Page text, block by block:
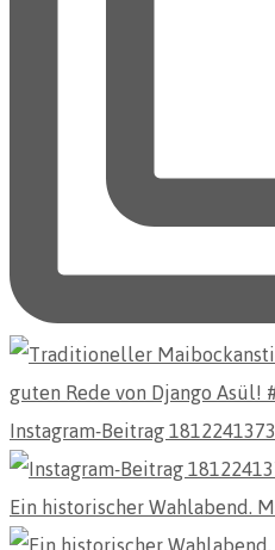
Instagram-Beitrag
Ein historischer Wahlabend.